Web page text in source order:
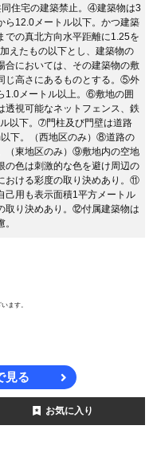
住宅の建築禁止。④建築物は3
ら12.0メートル以下。かつ建築
での真北方向水平距離に1.25を
えたもの以下とし、建築物の
合においては、その建築物の敷
じ高さにあるものとする。⑤外
1.0メートル以上。⑥敷地の囲
透視可能なネットフェンス、鉄
以下。➆門柱及び門壁は道路
下。（西地区のみ）⑧道路の
（東地区のみ）⑨敷地内の空地
色は刺激的な色を避け周辺の
おける彩度の取り決めあり。⑪
己用も表示面積1平方メートル
取り決めあり。⑫付属建築物は
ます。
見る
お気に入り